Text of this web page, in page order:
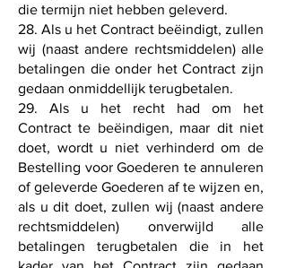
die termijn niet hebben geleverd.
28. Als u het Contract beëindigt, zullen
wij (naast andere rechtsmiddelen) alle
betalingen die onder het Contract zijn
gedaan onmiddellijk terugbetalen.
29. Als u het recht had om het
Contract te beëindigen, maar dit niet
doet, wordt u niet verhinderd om de
Bestelling voor Goederen te annuleren
of geleverde Goederen af ​​te wijzen en,
als u dit doet, zullen wij (naast andere
rechtsmiddelen) onverwijld alle
betalingen terugbetalen die in het